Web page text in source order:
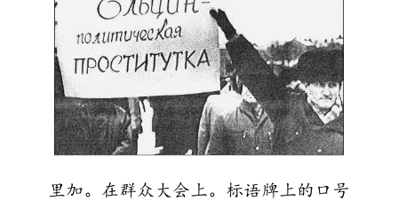
里加。在群众大会上。标语牌上的口号